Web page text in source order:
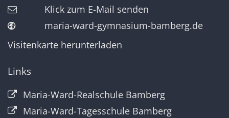
Klick zum E-Mail senden
maria-ward-gymnasium-bamberg.de
Visitenkarte herunterladen
Links
Maria-Ward-Realschule Bamberg
Maria-Ward-Tagesschule Bamberg